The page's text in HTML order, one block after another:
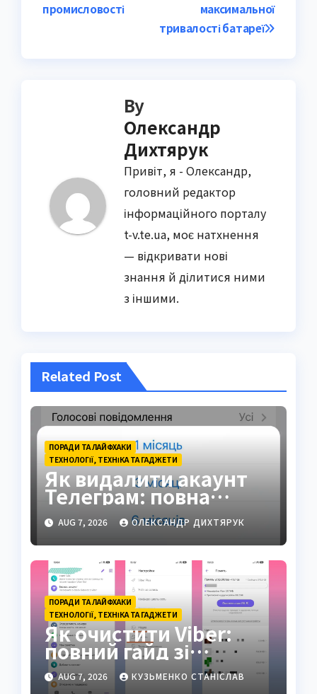
максимальної
тривалості батареї
промисловості
By
Олександр
Дихтярук
Привіт, я - Олександр,
головний редактор
інформаційного порталу
t-v.te.ua, моє натхнення
— відкривати нові
знання й ділитися ними
з іншими.
Related Post
ПОРАДИ ТА ЛАЙФХАКИ
ТЕХНОЛОГІЇ, ТЕХНІКА ТА ГАДЖЕТИ
Як видалити акаунт
Телеграм: повна
інструкція на 2026 рік
AUG 7, 2026 ОЛЕКСАНДР ДИХТЯРУК
ПОРАДИ ТА ЛАЙФХАКИ
ТЕХНОЛОГІЇ, ТЕХНІКА ТА ГАДЖЕТИ
Як очистити Viber:
повний гайд зі
звільнення пам’яті
AUG 7, 2026 КУЗЬМЕНКО СТАНІСЛАВ